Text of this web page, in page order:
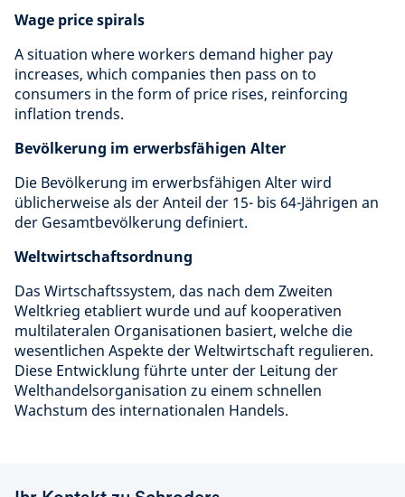
Wage price spirals
A situation where workers demand higher pay
increases, which companies then pass on to
consumers in the form of price rises, reinforcing
inflation trends.
Bevölkerung im erwerbsfähigen Alter
Die Bevölkerung im erwerbsfähigen Alter wird
üblicherweise als der Anteil der 15- bis 64-Jährigen an
der Gesamtbevölkerung definiert.
Weltwirtschaftsordnung
Das Wirtschaftssystem, das nach dem Zweiten
Weltkrieg etabliert wurde und auf kooperativen
multilateralen Organisationen basiert, welche die
wesentlichen Aspekte der Weltwirtschaft regulieren.
Diese Entwicklung führte unter der Leitung der
Welthandelsorganisation zu einem schnellen
Wachstum des internationalen Handels.